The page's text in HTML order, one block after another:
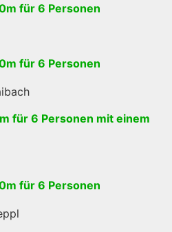
für 6 Personen
für 6 Personen
für 6 Personen mit einem
für 6 Personen